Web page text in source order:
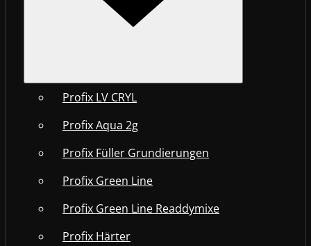
Profix LV CRYL
Profix Aqua 2g
Profix Füller Grundierungen
Profix Green Line
Profix Green Line Readdymixe
Profix Härter